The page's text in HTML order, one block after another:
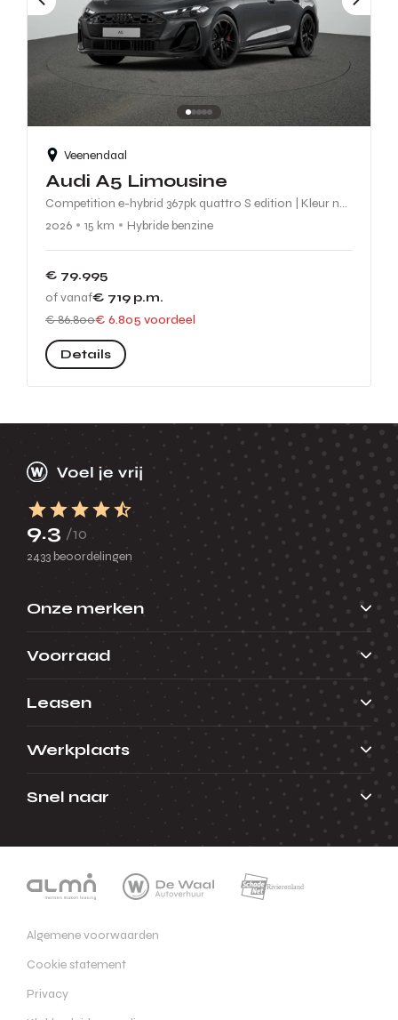
Veenendaal
Audi A5 Limousine
Competition e-hybrid 367pk quattro S edition | Kleur naar klantwens | Nimbus grijs Pareleffect | B&O Premium soundsysteem
2026
15 km Hybride benzine
€ 79.995
of vanaf€ 719 p.m.
€ 86.800€ 6.805 voordeel
Details
9.3 /10
2433 beoordelingen
Onze merken
Voorraad
Leasen
Werkplaats
Snel naar
Algemene voorwaarden
Cookie statement
Privacy